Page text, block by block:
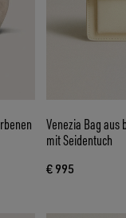
Venezia Bag
mit Seidentuch
€ 995